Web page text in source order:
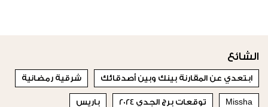
الشائع
ابتعدي عن المقارنة بينك وبين أصدقائك شرقية رمضانية
Missha توقعات برج الجدي 2024 باريس